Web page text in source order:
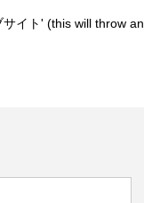
イト' (this will throw an